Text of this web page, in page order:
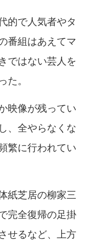
的で人気者やタ
番組はあえてマ
ではない芸人を
た。
映像が残ってい
、全やらなくな
繁に行われてい
紙芝居の柳家三
完全復帰の足掛
せるなど、上方